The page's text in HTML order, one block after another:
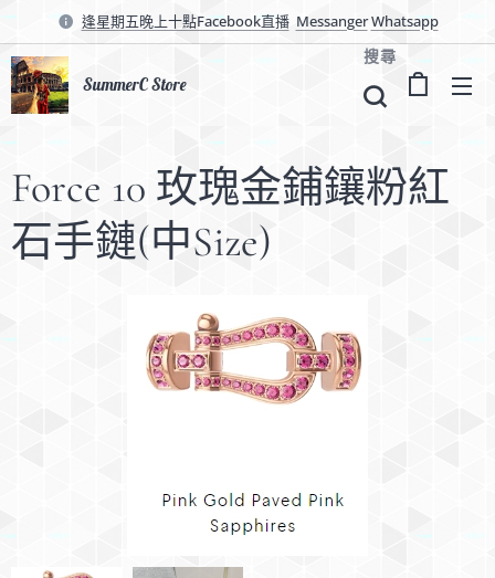
逢星期五晚上十點Facebook直播 MessangerWhatsapp
SummerC Store
搜尋
Force 10 玫瑰金鋪鑲粉紅
石手鏈(中Size)